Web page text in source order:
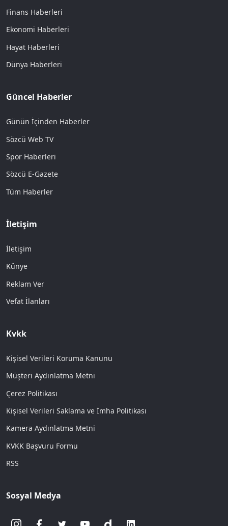
Finans Haberleri
Ekonomi Haberleri
Hayat Haberleri
Dünya Haberleri
Güncel Haberler
Günün İçinden Haberler
Sözcü Web TV
Spor Haberleri
Sözcü E-Gazete
Tüm Haberler
İletişim
İletişim
Künye
Reklam Ver
Vefat İlanları
Kvkk
Kişisel Verileri Koruma Kanunu
Müşteri Aydınlatma Metni
Çerez Politikası
Kişisel Verileri Saklama ve İmha Politikası
Kamera Aydınlatma Metni
KVKK Başvuru Formu
RSS
Sosyal Medya